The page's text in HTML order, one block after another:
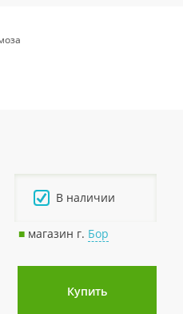
В наличии
■ магазин г. Бор
Купить